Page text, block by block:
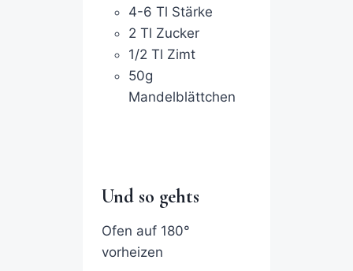
4-6 Tl Stärke
2 Tl Zucker
1/2 Tl Zimt
50g
Mandelblättchen
Und so gehts
Ofen auf 180°
vorheizen